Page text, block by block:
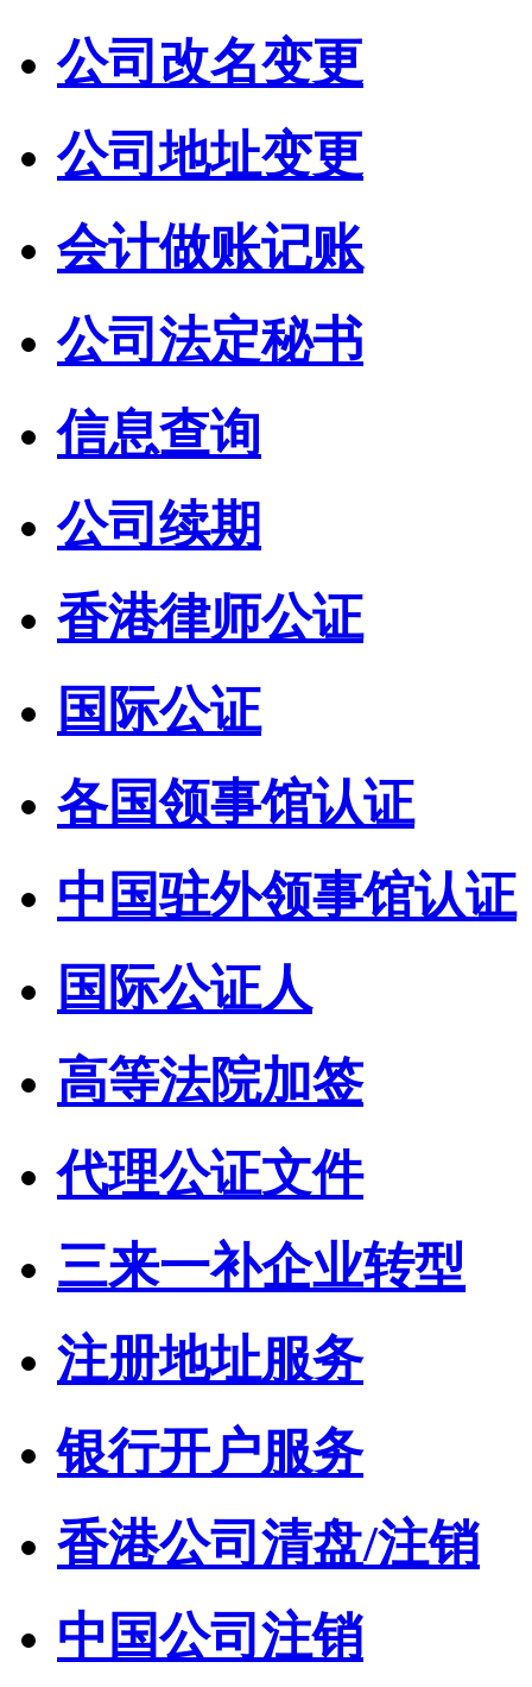
公司改名变更
公司地址变更
会计做账记账
公司法定秘书
信息查询
公司续期
香港律师公证
国际公证
各国领事馆认证
中国驻外领事馆认证
国际公证人
高等法院加签
代理公证文件
三来一补企业转型
注册地址服务
银行开户服务
香港公司清盘/注销
中国公司注销